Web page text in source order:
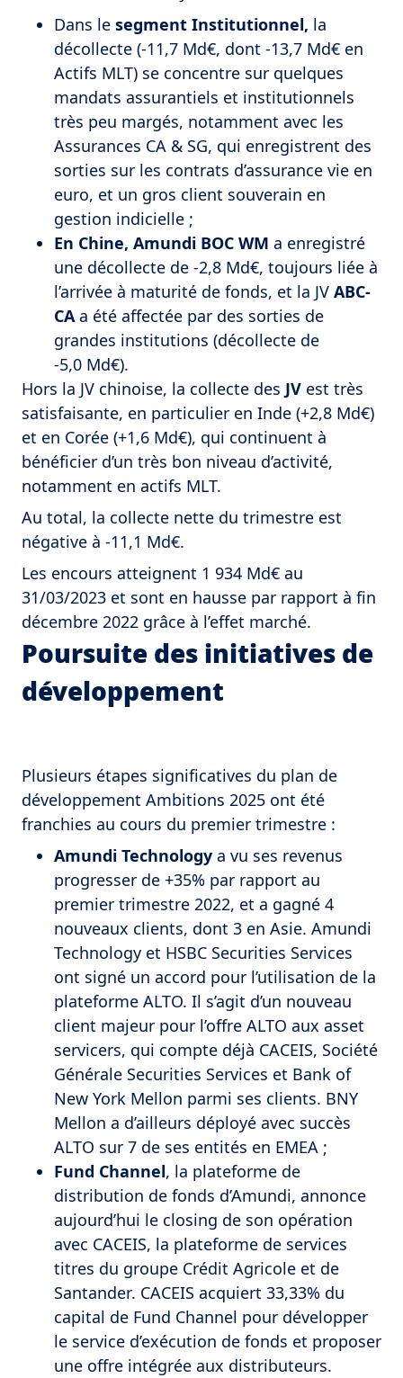
Dans le segment Institutionnel, la
décollecte (-11,7 Md€, dont -13,7 Md€ en
Actifs MLT) se concentre sur quelques
mandats assurantiels et institutionnels
très peu margés, notamment avec les
Assurances CA & SG, qui enregistrent des
sorties sur les contrats d’assurance vie en
euro, et un gros client souverain en
gestion indicielle ;
En Chine, Amundi BOC WM a enregistré
une décollecte de ‑2,8 Md€, toujours liée à
l’arrivée à maturité de fonds, et la JV ABC-
CAa été affectée par des sorties de
grandes institutions (décollecte de
-5,0 Md€).
Hors la JV chinoise, la collecte des JV est très
satisfaisante, en particulier en Inde (+2,8 Md€)
et en Corée (+1,6 Md€), qui continuent à
bénéficier d’un très bon niveau d’activité,
notamment en actifs MLT.
Au total, la collecte nette du trimestre est
négative à -11,1 Md€.
Les encours atteignent 1 934 Md€ au
31/03/2023 et sont en hausse par rapport à fin
décembre 2022 grâce à l’effet marché.
Poursuite des initiatives de
développement
Plusieurs étapes significatives du plan de
développement Ambitions 2025 ont été
franchies au cours du premier trimestre :
Amundi Technology a vu ses revenus
progresser de +35% par rapport au
premier trimestre 2022, et a gagné 4
nouveaux clients, dont 3 en Asie. Amundi
Technology et HSBC Securities Services
ont signé un accord pour l’utilisation de la
plateforme ALTO. Il s’agit d’un nouveau
client majeur pour l’offre ALTO aux asset
servicers, qui compte déjà CACEIS, Société
Générale Securities Services et Bank of
New York Mellon parmi ses clients. BNY
Mellon a d’ailleurs déployé avec succès
ALTO sur 7 de ses entités en EMEA ;
Fund Channel, la plateforme de
distribution de fonds d’Amundi, annonce
aujourd’hui le closing de son opération
avec CACEIS, la plateforme de services
titres du groupe Crédit Agricole et de
Santander. CACEIS acquiert 33,33% du
capital de Fund Channel pour développer
le service d’exécution de fonds et proposer
une offre intégrée aux distributeurs.